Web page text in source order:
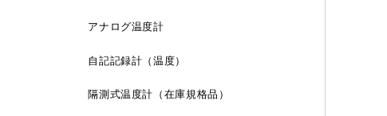
アナログ温度計
自記記録計（温度）
隔測式温度計（在庫規格品）